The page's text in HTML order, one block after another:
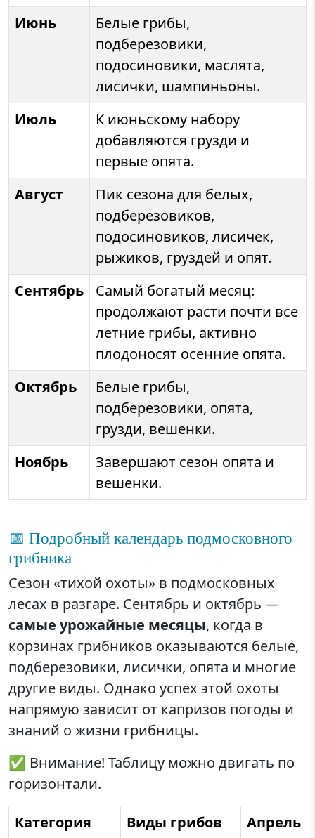
Июнь
Белые грибы,
подберезовики,
подосиновики, маслята,
лисички, шампиньоны.
Июль
К июньскому набору
добавляются грузди и
первые опята.
Август
Пик сезона для белых,
подберезовиков,
подосиновиков, лисичек,
рыжиков, груздей и опят.
Сентябрь
Самый богатый месяц:
продолжают расти почти все
летние грибы, активно
плодоносят осенние опята.
Октябрь
Белые грибы,
подберезовики, опята,
грузди, вешенки.
Ноябрь
Завершают сезон опята и
вешенки.
📅 Подробный календарь подмосковного
грибника
Сезон «тихой охоты» в подмосковных
лесах в разгаре. Сентябрь и октябрь —
самые урожайные месяцы, когда в
корзинах грибников оказываются белые,
подберезовики, лисички, опята и многие
другие виды. Однако успех этой охоты
напрямую зависит от капризов погоды и
знаний о жизни грибницы.
✅ Внимание! Таблицу можно двигать по
горизонтали.
Категория Виды грибов Апрель